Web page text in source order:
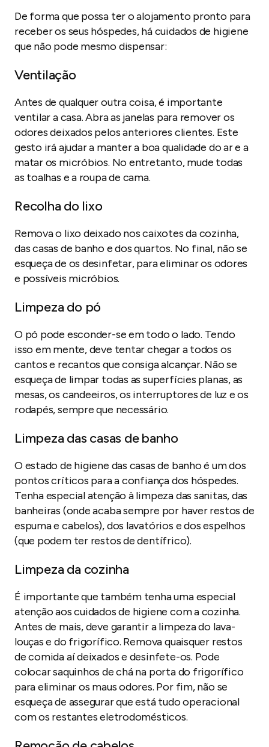
De forma que possa ter o alojamento pronto para
receber os seus hóspedes, há cuidados de higiene
que não pode mesmo dispensar:
Ventilação
Antes de qualquer outra coisa, é importante
ventilar a casa. Abra as janelas para remover os
odores deixados pelos anteriores clientes. Este
gesto irá ajudar a manter a boa qualidade do ar e a
matar os micróbios. No entretanto, mude todas
as toalhas e a roupa de cama.
Recolha do lixo
Remova o lixo deixado nos caixotes da cozinha,
das casas de banho e dos quartos. No final, não se
esqueça de os desinfetar, para eliminar os odores
e possíveis micróbios.
Limpeza do pó
O pó pode esconder-se em todo o lado. Tendo
isso em mente, deve tentar chegar a todos os
cantos e recantos que consiga alcançar. Não se
esqueça de limpar todas as superfícies planas, as
mesas, os candeeiros, os interruptores de luz e os
rodapés, sempre que necessário.
Limpeza das casas de banho
O estado de higiene das casas de banho é um dos
pontos críticos para a confiança dos hóspedes.
Tenha especial atenção à limpeza das sanitas, das
banheiras (onde acaba sempre por haver restos de
espuma e cabelos), dos lavatórios e dos espelhos
(que podem ter restos de dentífrico).
Limpeza da cozinha
É importante que também tenha uma especial
atenção aos cuidados de higiene com a cozinha.
Antes de mais, deve garantir a limpeza do lava-
louças e do frigorífico. Remova quaisquer restos
de comida aí deixados e desinfete-os. Pode
colocar saquinhos de chá na porta do frigorífico
para eliminar os maus odores. Por fim, não se
esqueça de assegurar que está tudo operacional
com os restantes eletrodomésticos.